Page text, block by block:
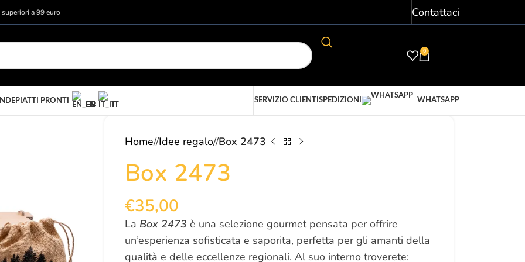
a 99 euro Contattaci
0
PIATTI PRONTI
EN IT
SERVIZIO CLIENTI SPEDIZIONI WHATSAPP
Home/ Idee regalo/ Box 2473
Box 2473
€35,00
La Box 2473 è una selezione gourmet pensata per offrire
un’esperienza sofisticata e saporita, perfetta per gli amanti della
qualità e delle eccellenze regionali. Al suo interno troverete: